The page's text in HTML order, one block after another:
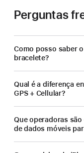
Perguntas
Como posso saber
bracelete?
Qual é a diferença
GPS + Cellular?
Que operadoras
de dados móveis